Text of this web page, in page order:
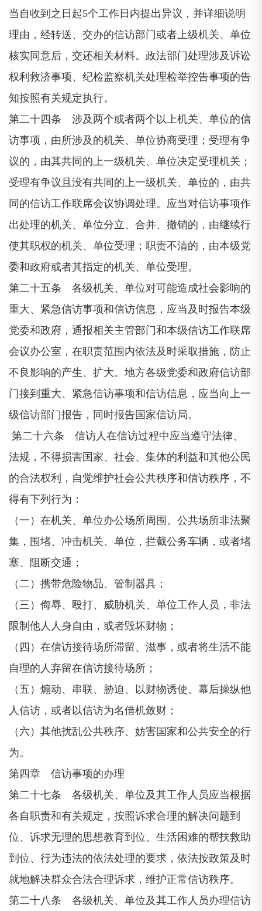
当自收到之日起5个工作日内提出异议，并详细说明
理由，经转送、交办的信访部门或者上级机关、单位
核实同意后，交还相关材料。政法部门处理涉及诉讼
权利救济事项、纪检监察机关处理检举控告事项的告
知按照有关规定执行。
第二十四条 涉及两个或者两个以上机关、单位的信
访事项，由所涉及的机关、单位协商受理；受理有争
议的，由其共同的上一级机关、单位决定受理机关；
受理有争议且没有共同的上一级机关、单位的，由共
同的信访工作联席会议协调处理。应当对信访事项作
出处理的机关、单位分立、合并、撤销的，由继续行
使其职权的机关、单位受理；职责不清的，由本级党
委和政府或者其指定的机关、单位受理。
第二十五条 各级机关、单位对可能造成社会影响的
重大、紧急信访事项和信访信息，应当及时报告本级
党委和政府，通报相关主管部门和本级信访工作联席
会议办公室，在职责范围内依法及时采取措施，防止
不良影响的产生、扩大。地方各级党委和政府信访部
门接到重大、紧急信访事项和信访信息，应当向上一
级信访部门报告，同时报告国家信访局。
第二十六条 信访人在信访过程中应当遵守法律、
法规，不得损害国家、社会、集体的利益和其他公民
的合法权利，自觉维护社会公共秩序和信访秩序，不
得有下列行为：
（一）在机关、单位办公场所周围、公共场所非法聚
集，围堵、冲击机关、单位，拦截公务车辆，或者堵
塞、阻断交通；
（二）携带危险物品、管制器具；
（三）侮辱、殴打、威胁机关、单位工作人员，非法
限制他人人身自由，或者毁坏财物；
（四）在信访接待场所滞留、滋事，或者将生活不能
自理的人弃留在信访接待场所；
（五）煽动、串联、胁迫、以财物诱使、幕后操纵他
人信访，或者以信访为名借机敛财；
（六）其他扰乱公共秩序、妨害国家和公共安全的行
为。
第四章 信访事项的办理
第二十七条 各级机关、单位及其工作人员应当根据
各自职责和有关规定，按照诉求合理的解决问题到
位、诉求无理的思想教育到位、生活困难的帮扶救助
到位、行为违法的依法处理的要求，依法按政策及时
就地解决群众合法合理诉求，维护正常信访秩序。
第二十八条 各级机关、单位及其工作人员办理信访